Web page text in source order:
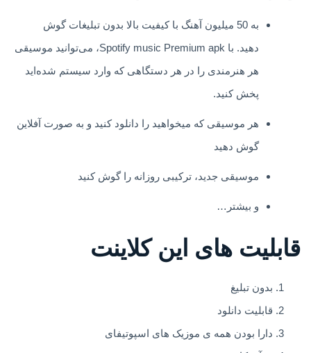
به 50 میلیون آهنگ با کیفیت بالا بدون تبلیغات گوش
دهید. با Spotify music Premium apk، می‌توانید موسیقی
هر هنرمندی را در هر دستگاهی که وارد سیستم شده‌اید
پخش کنید.
هر موسیقی که میخواهید را دانلود کنید و به صورت آفلاین
گوش دهید
موسیقی جدید، ترکیبی روزانه را گوش کنید
و بیشتر…
قابلیت های این کلاینت
بدون تبلیغ
قابلیت دانلود
دارا بودن همه ی موزیک های اسپوتیفای